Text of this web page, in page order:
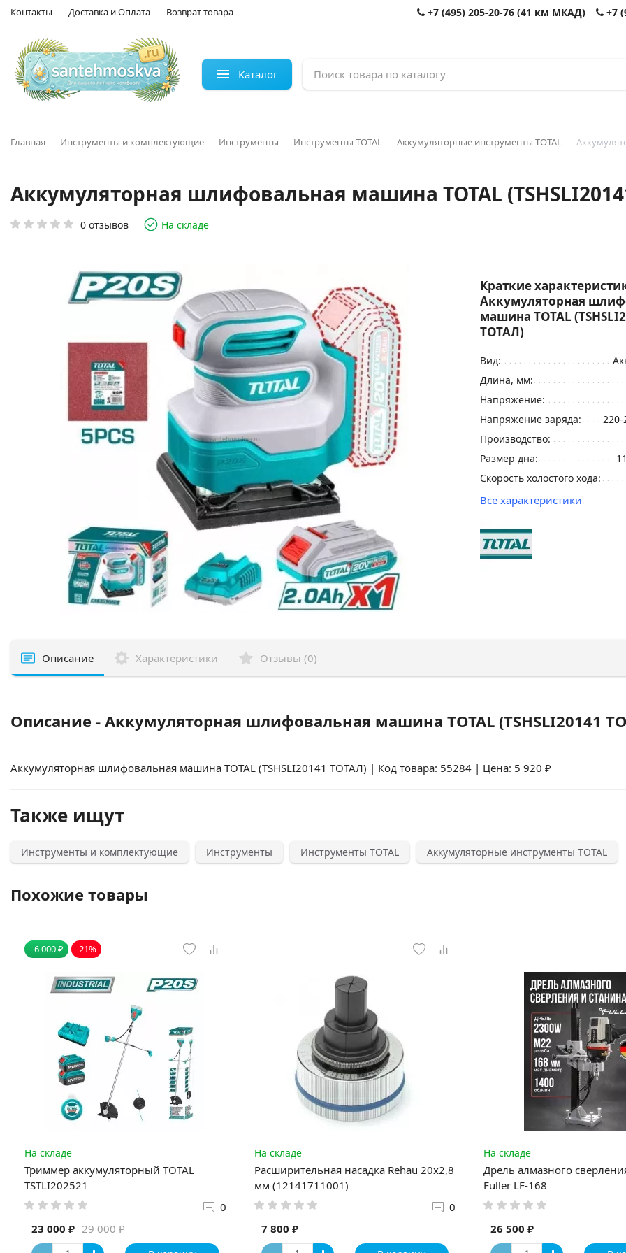
Контакты Доставка и Оплата Возврат товара +7 (495) 205-20-76 (41 км МКАД) +7
Каталог
Главная Инструменты и комплектующие Инструменты Инструменты TOTAL Аккумуляторные инструменты TOTAL
Аккумуляторная шлифовальная машина TOTAL
0 отзывов На складе
Краткие
Аккумуляторная
машина TOTAL
ТОТАЛ)
Вид:
Длина, мм:
Напряжение:
Напряжение заряда:
220-
Производство:
Размер дна:
Скорость холостого хода:
Все характеристики
Описание Характеристики Отзывы (0)
Описание - Аккумуляторная шлифовальная машина TOTAL (TSHSLI20141
Аккумуляторная шлифовальная машина TOTAL (TSHSLI20141 ТОТАЛ) | Код товара: 55284 | Цена: 5 920 ₽
Также ищут
Инструменты и комплектующие Инструменты Инструменты TOTAL Аккумуляторные инструменты TOTAL
Похожие товары
- 6 000 ₽ -21%
На складе
Триммер аккумуляторный TOTAL
TSTLI202521
0
29 000 ₽
23 000 ₽
На складе
Расширительная насадка Rehau 20х2,8
мм (12141711001)
0
7 800 ₽
На складе
Дрель алмазного
Fuller LF-168
26 500 ₽